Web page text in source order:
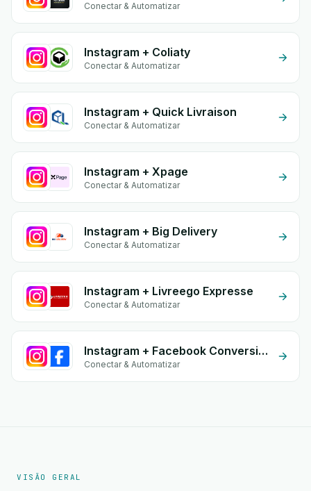
Conectar & Automatizar
Instagram + Coliaty
Conectar & Automatizar
Instagram + Quick Livraison
Conectar & Automatizar
Instagram + Xpage
Conectar & Automatizar
Instagram + Big Delivery
Conectar & Automatizar
Instagram + Livreego Expresse
Conectar & Automatizar
Instagram + Facebook Conversion API (CAPI)
Conectar & Automatizar
VISÃO GERAL